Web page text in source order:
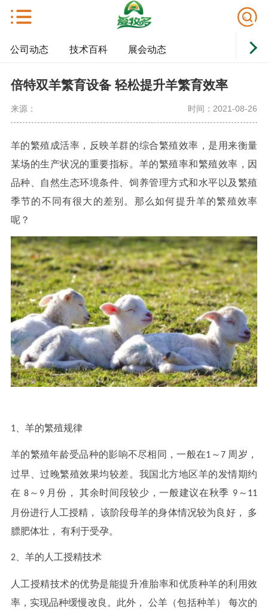
公司动态 技术百科 展会动态
倍特双羊繁育设备 轻松提升羊繁育效率
来源： 时间：2021-08-26
羊的繁殖成活率，反映羊群的综合繁殖效率，是用来衡量
某场的生产状况的重要指标。羊的繁殖率和繁殖效率，因
品种、自然生态环境条件、饲养管理方式和水平以及繁殖
季节的不同有很大的差别。 那么如何提升羊的繁殖效率
呢？
1 羊的繁殖规律
羊的繁殖年龄受品种的影响不尽相同，一般在1 ～7周岁，
过早、过晚繁殖效果均较差。我国北方地区羊的发情期约
在 8 ～ 9 月份， 其余时间段较少，一般建议在秋季 9～ 11
月份进行人工授精， 该阶段母羊的身体情况较为良好， 多
膘肥体壮， 有利于受孕。
2、 羊的人工授精技术
人工授精技术的优势是能提升准胎率和优质种羊的利用效
率，实现品种缓慢改良。此外，
公羊（包括种羊）
每次的